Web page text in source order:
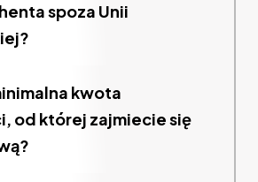
spoza Unii
kwota
od której zajmiecie się